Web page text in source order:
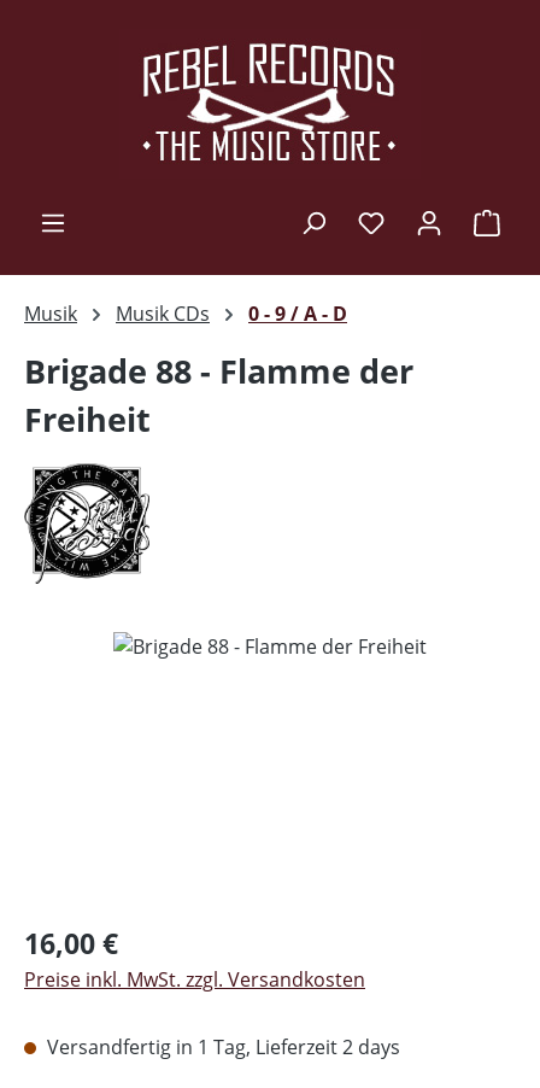
Musik Musik CDs 0 - 9 / A - D
Brigade 88 - Flamme der
Freiheit
Regulärer Preis:
16,00 €
Preise inkl. MwSt. zzgl. Versandkosten
Versandfertig in 1 Tag, Lieferzeit 2 days